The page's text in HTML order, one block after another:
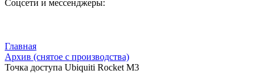
Соцсети и мессенджеры:
Главная
Архив (снятое с производства)
Точка доступа Ubiquiti Rocket M3